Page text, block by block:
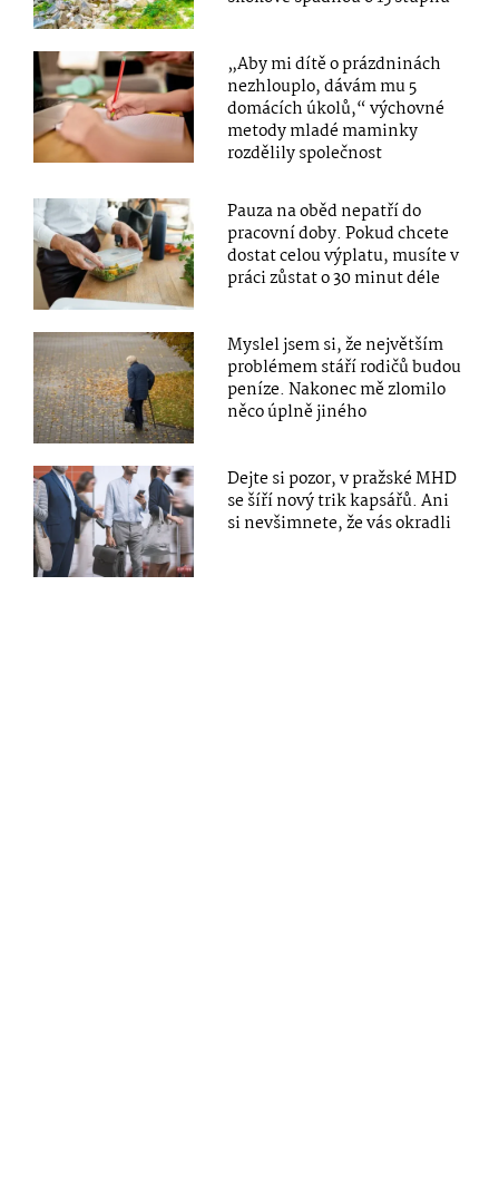
„Aby mi dítě o prázdninách
nezhlouplo, dávám mu 5
domácích úkolů,“ výchovné
metody mladé maminky
rozdělily společnost
Pauza na oběd nepatří do
pracovní doby. Pokud chcete
dostat celou výplatu, musíte v
práci zůstat o 30 minut déle
Myslel jsem si, že největším
problémem stáří rodičů budou
peníze. Nakonec mě zlomilo
něco úplně jiného
Dejte si pozor, v pražské MHD
se šíří nový trik kapsářů. Ani
si nevšimnete, že vás okradli